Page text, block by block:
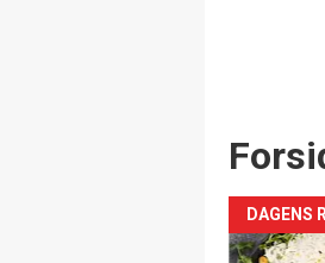
DAGENS